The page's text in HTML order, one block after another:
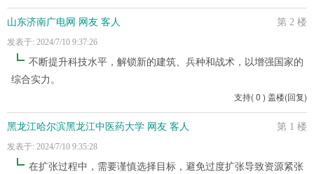
第 2 楼
山东济南广电网 网友 客人
发表于: 2024/7/10 9:37:26
不断提升科技水平，解锁新的建筑、兵种和战术，以增强国家的
综合实力。
支持(0 ) 盖楼(回复)
第 1 楼
黑龙江哈尔滨黑龙江中医药大学 网友 客人
发表于: 2024/7/10 9:35:28
在扩张过程中，需要谨慎选择目标，避免过度扩张导致资源紧张